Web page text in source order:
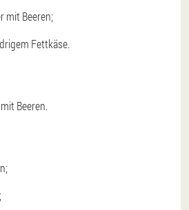
mit Beeren;
Fettkäse.
Beeren.